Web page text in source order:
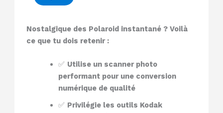
Nostalgique des Polaroid instantané ? Voilà
ce que tu dois retenir :
✅ Utilise un scanner photo
performant pour une conversion
numérique de qualité
✅ Privilégie les outils Kodak